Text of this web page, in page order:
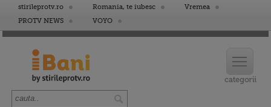
stirileprotv.ro Romania, te iubesc
Vremea
PROTV NEWS
VOYO